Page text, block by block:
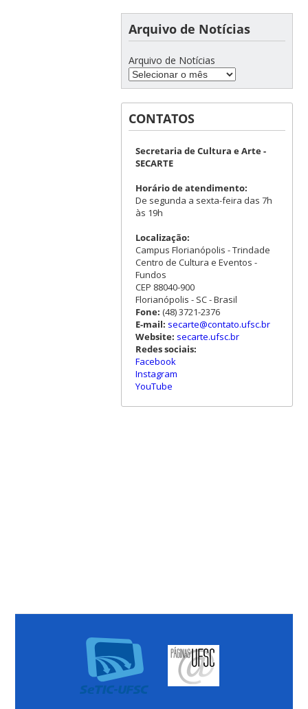
Arquivo de Notícias
Arquivo de Notícias
CONTATOS
Secretaria de Cultura e Arte -
SECARTE
Horário de atendimento:
De segunda a sexta-feira das 7h
às 19h
Localização:
Campus Florianópolis - Trindade
Centro de Cultura e Eventos -
Fundos
CEP 88040-900
Florianópolis - SC - Brasil
Fone: (48) 3721-2376
E-mail: secarte@contato.ufsc.br
Website: secarte.ufsc.br
Redes sociais:
Facebook
Instagram
YouTube